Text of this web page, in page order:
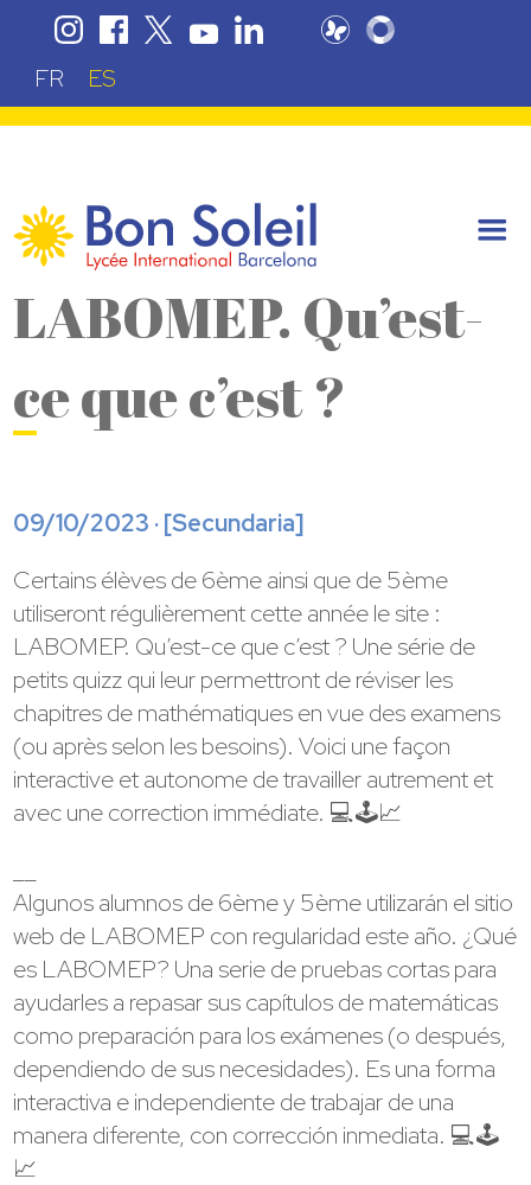
FR ES
LABOMEP. Qu’est-
ce que c’est ?
09/10/2023 · [Secundaria]
Certains élèves de 6ème ainsi que de 5ème
utiliseront régulièrement cette année le site :
LABOMEP. Qu’est-ce que c’est ? Une série de
petits quizz qui leur permettront de réviser les
chapitres de mathématiques en vue des examens
(ou après selon les besoins). Voici une façon
interactive et autonome de travailler autrement et
avec une correction immédiate. 💻🕹📈
Algunos alumnos de 6ème y 5ème utilizarán el sitio
web de LABOMEP con regularidad este año. ¿Qué
es LABOMEP? Una serie de pruebas cortas para
ayudarles a repasar sus capítulos de matemáticas
como preparación para los exámenes (o después,
dependiendo de sus necesidades). Es una forma
interactiva e independiente de trabajar de una
manera diferente, con corrección inmediata. 💻🕹
📈